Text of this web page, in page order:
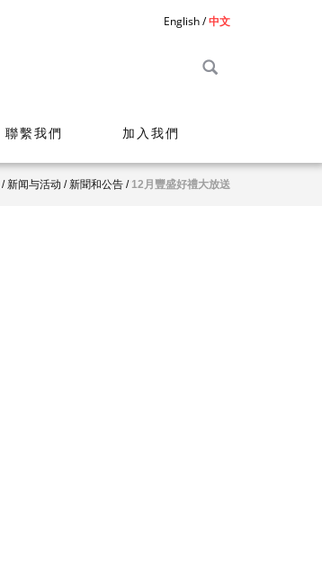
English 中文
聯繫我們 加入我們
/新闻与活动 /新聞和公告 / 12月豐盛好禮大放送